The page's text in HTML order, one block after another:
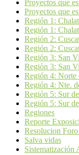
Proyectos que
Proyectos que
Región 1:
Región 1:
Región 2:
Región 2:
Región 3: San
Región 3: San
Región 4: Norte
Región 4: Nte.
Región 5: Sur
Región 5: Sur
Regiones
Reporte
Resolucion
Salva vidas
Sistematización